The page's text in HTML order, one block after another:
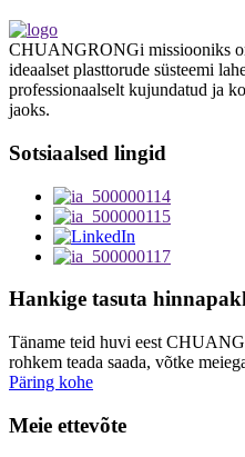
CHUANGRONGi missiooniks
ideaalset plasttorude süsteemi
professionaalselt kujundatud ja
jaoks.
Sotsiaalsed lingid
Hankige tasuta
Täname teid huvi eest
rohkem teada saada, võtke
Päring kohe
Meie ettevõte